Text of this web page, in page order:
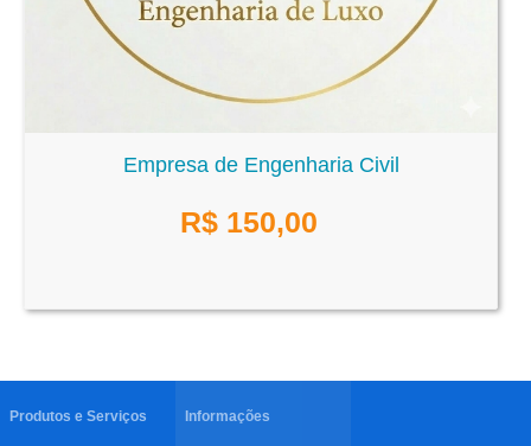
Empresa de Engenharia Civil
R$ 150,00
Produtos e Serviços Informações